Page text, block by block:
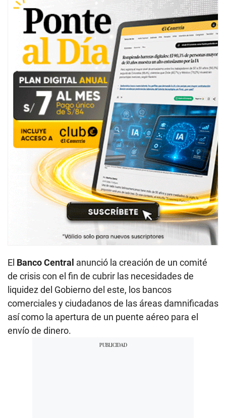
El Banco Central anunció la creación de un comité
de crisis con el fin de cubrir las necesidades de
liquidez del Gobierno del este, los bancos
comerciales y ciudadanos de las áreas damnificadas
así como la apertura de un puente aéreo para el
envío de dinero.